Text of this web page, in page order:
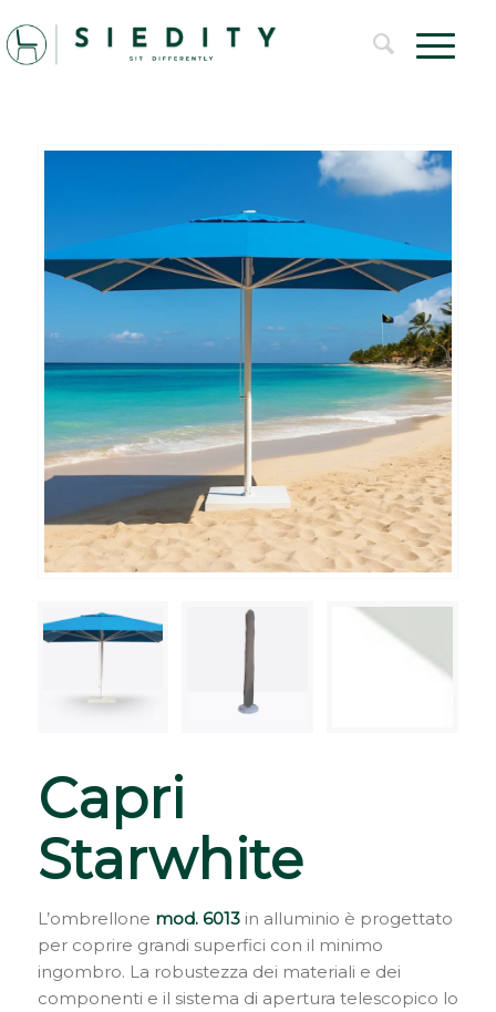
Capri
Starwhite
L’ombrellone mod. 6013in alluminio è progettato
per coprire grandi superfici con il minimo
ingombro. La robustezza dei materiali e dei
componenti e il sistema di apertura telescopico lo